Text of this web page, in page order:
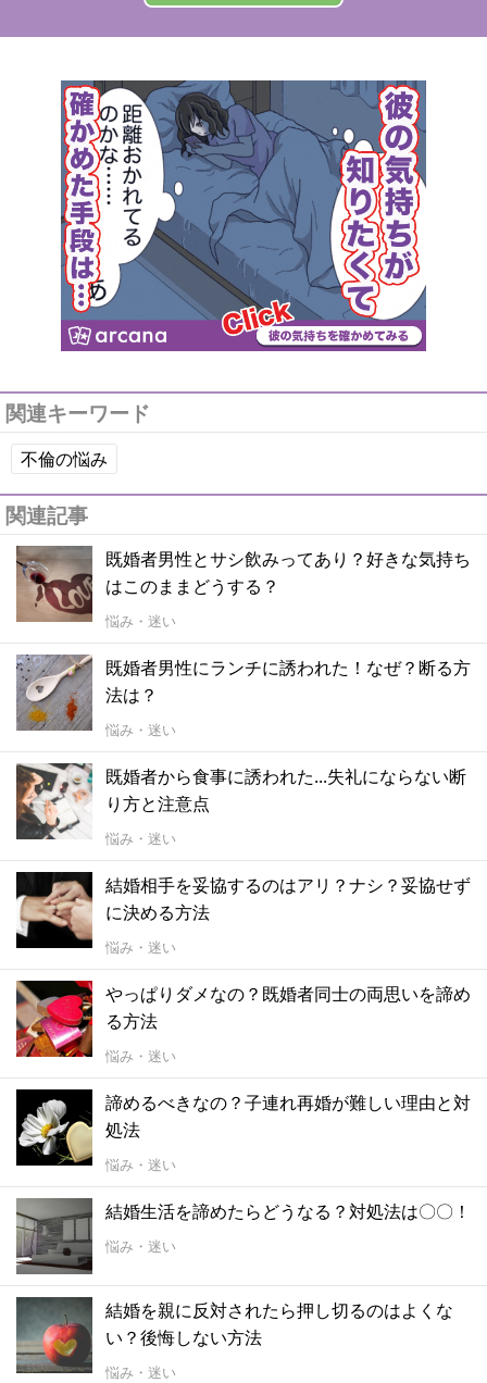
関連キーワード
不倫の悩み
関連記事
既婚者男性とサシ飲みってあり？好きな気持ち
はこのままどうする？
悩み・迷い
既婚者男性にランチに誘われた！なぜ？断る方
法は？
悩み・迷い
既婚者から食事に誘われた...失礼にならない断
り方と注意点
悩み・迷い
結婚相手を妥協するのはアリ？ナシ？妥協せず
に決める方法
悩み・迷い
やっぱりダメなの？既婚者同士の両思いを諦め
る方法
悩み・迷い
諦めるべきなの？子連れ再婚が難しい理由と対
処法
悩み・迷い
結婚生活を諦めたらどうなる？対処法は〇〇！
悩み・迷い
結婚を親に反対されたら押し切るのはよくな
い？後悔しない方法
悩み・迷い